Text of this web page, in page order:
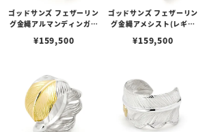
ゴッドサンズ フェザーリン
グ金縄アルマンディンガー
¥159,500
ゴッドサンズ フェザーリン
グ金縄アメシスト(レギュ
¥159,500